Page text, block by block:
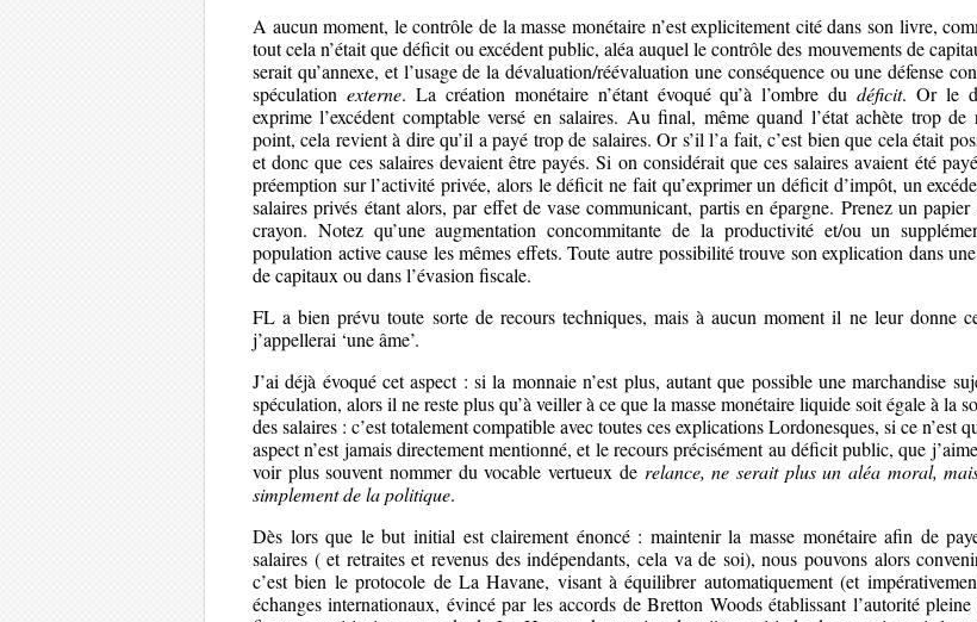
A aucun moment, le contrôle de la masse monétaire n’est explicitement cité dans son livre,
tout cela n’était que déficit ou excédent public, aléa auquel le contrôle des mouvements de
serait qu’annexe, et l’usage de la dévaluation/réévaluation une conséquence ou une défense
spéculation externe. La création monétaire n’étant évoqué qu’à l’ombre dudéficit. Or le
exprime l’excédent comptable versé en salaires. Au final, même quand l’état achète trop de
point, cela revient à dire qu’il a payé trop de salaires. Or s’il l’a fait, c’est bien que cela était
et donc que ces salaires devaient être payés. Si on considérait que ces salaires avaient été
préemption sur l’activité privée, alors le déficit ne fait qu’exprimer un déficit d’impôt, un
salaires privés étant alors, par effet de vase communicant, partis en épargne. Prenez un papier
crayon. Notez qu’une augmentation concommitante de la productivité et/ou un
population active cause les mêmes effets. Toute autre possibilité trouve son explication dans
de capitaux ou dans l’évasion fiscale.
FL a bien prévu toute sorte de recours techniques, mais à aucun moment il ne leur donne
j’appellerai ‘une âme’.
J’ai déjà évoqué cet aspect : si la monnaie n’est plus, autant que possible une marchandise
spéculation, alors il ne reste plus qu’à veiller à ce que la masse monétaire liquide soit égale à la
des salaires : c’est totalement compatible avec toutes ces explications Lordonesques, si ce n’est
aspect n’est jamais directement mentionné, et le recours précisément au déficit public, que
voir plus souvent nommer du vocable vertueux de relance, ne serait plus un aléa moral,
simplement de la politique.
Dès lors que le but initial est clairement énoncé : maintenir la masse monétaire afin de
salaires ( et retraites et revenus des indépendants, cela va de soi), nous pouvons alors
c’est bien le protocole de La Havane, visant à équilibrer automatiquement (et
échanges internationaux, évincé par les accords de Bretton Woods établissant l’autorité pleine